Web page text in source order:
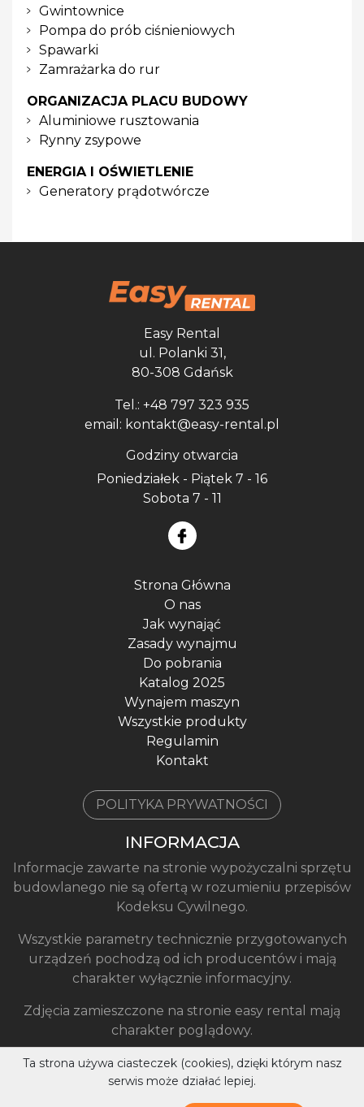
Gwintownice
Pompa do prób ciśnieniowych
Spawarki
Zamrażarka do rur
ORGANIZACJA PLACU BUDOWY
Aluminiowe rusztowania
Rynny zsypowe
ENERGIA I OŚWIETLENIE
Generatory prądotwórcze
Easy Rental
ul. Polanki 31,
80-308 Gdańsk
Tel.: +48 797 323 935
email: kontakt@easy-rental.pl
Godziny otwarcia
Poniedziałek - Piątek 7 - 16
Sobota 7 - 11
Strona Główna
O nas
Jak wynająć
Zasady wynajmu
Do pobrania
Katalog 2025
Wynajem maszyn
Wszystkie produkty
Regulamin
Kontakt
POLITYKA PRYWATNOŚCI
INFORMACJA
Informacje zawarte na stronie wypożyczalni sprzętu
budowlanego nie są ofertą w rozumieniu przepisów
Kodeksu Cywilnego.
Wszystkie parametry technicznie przygotowanych
urządzeń pochodzą od ich producentów i mają
charakter wyłącznie informacyjny.
Zdjęcia zamieszczone na stronie easy rental mają
charakter poglądowy.
Easy Rental ® 2026
Ta strona używa ciasteczek (cookies), dzięki którym nasz
serwis może działać lepiej.